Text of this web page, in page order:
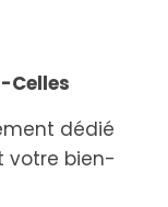
Celles
dédié
votre bien-